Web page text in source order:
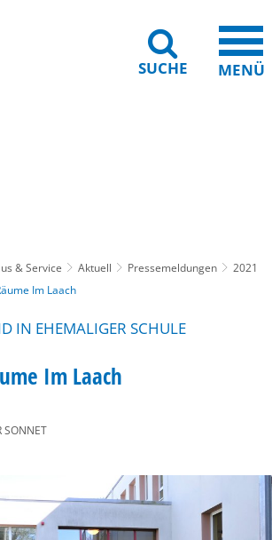
SUCHE MENÜ
& Service Aktuell Pressemeldungen
2021
Im Laach
IN EHEMALIGER SCHULE
Im Laach
SONNET